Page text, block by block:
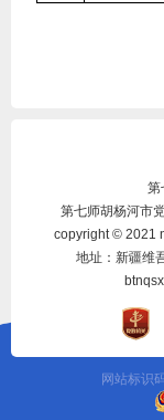
第
第七师胡杨河市
copyright © 2021
地址：新疆维
网站标识